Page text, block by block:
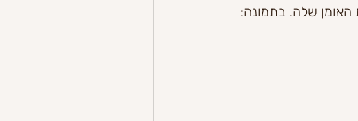
בת 86, להעביר את כיתת האומן שלה. בתמונה: